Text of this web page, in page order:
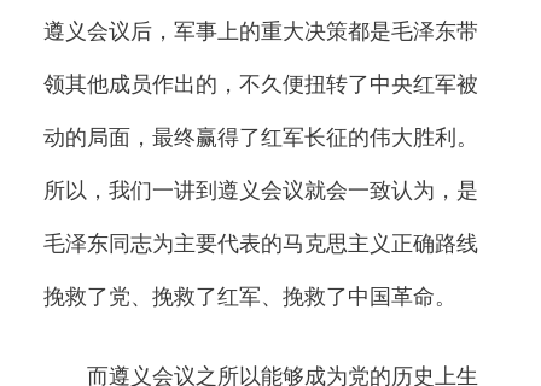
遵义会议后，军事上的重大决策都是毛泽东带
领其他成员作出的，不久便扭转了中央红军被
动的局面，最终赢得了红军长征的伟大胜利。
所以，我们一讲到遵义会议就会一致认为，是
毛泽东同志为主要代表的马克思主义正确路线
挽救了党、挽救了红军、挽救了中国革命。
而遵义会议之所以能够成为党的历史上生